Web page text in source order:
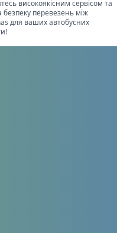
високоякісним сервісом та
перевезень між
для ваших автобусних